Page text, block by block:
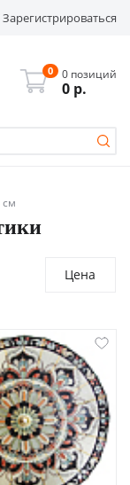
Зарегистрироваться
0 0 позиций
0 р.
см
Цена